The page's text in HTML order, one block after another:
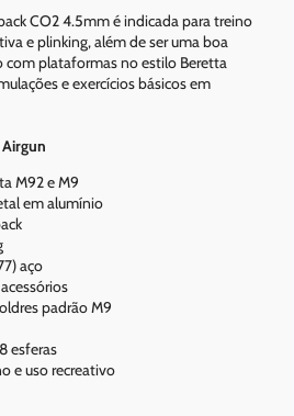
CO2 4.5mm é indicada para treino
e plinking, além de ser uma boa
com plataformas no estilo Beretta
e exercícios básicos em
M92 e M9
em alumínio
aço
padrão M9
esferas
e uso recreativo